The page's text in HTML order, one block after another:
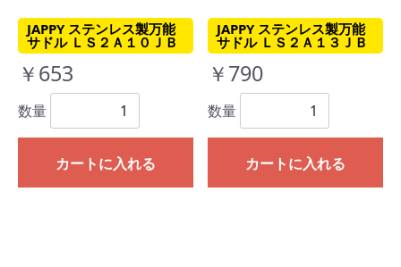
JAPPY ステンレス製万能
サドル ＬＳ２Ａ１０ＪＢ
￥653
数量
カートに入れる
JAPPY ステンレス製万能
サドル ＬＳ２Ａ１３ＪＢ
￥790
数量
カートに入れる